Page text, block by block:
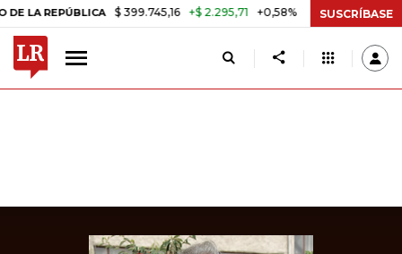
$ 399.745,16 +$ 2.295,71 +0,58% TASA DE USURA
SUSCRÍBASE